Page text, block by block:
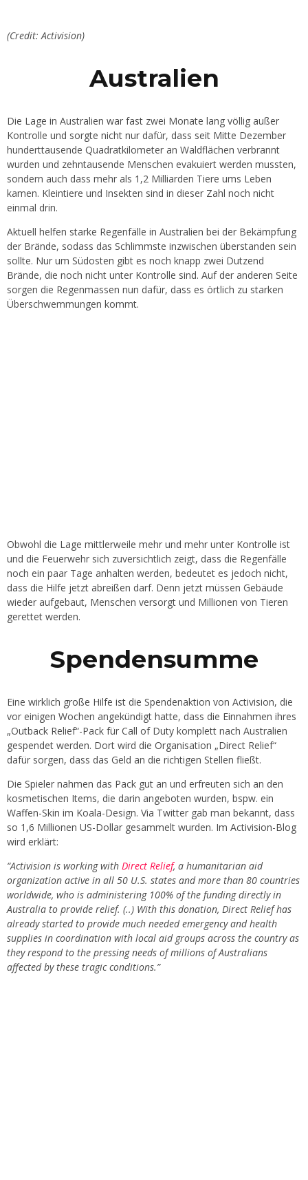
(Credit: Activision)
Australien
Die Lage in Australien war fast zwei Monate lang völlig außer
Kontrolle und sorgte nicht nur dafür, dass seit Mitte Dezember
hunderttausende Quadratkilometer an Waldflächen verbrannt
wurden und zehntausende Menschen evakuiert werden mussten,
sondern auch dass mehr als 1,2 Milliarden Tiere ums Leben
kamen. Kleintiere und Insekten sind in dieser Zahl noch nicht
einmal drin.
Aktuell helfen starke Regenfälle in Australien bei der Bekämpfung
der Brände, sodass das Schlimmste inzwischen überstanden sein
sollte. Nur um Südosten gibt es noch knapp zwei Dutzend
Brände, die noch nicht unter Kontrolle sind. Auf der anderen Seite
sorgen die Regenmassen nun dafür, dass es örtlich zu starken
Überschwemmungen kommt.
Obwohl die Lage mittlerweile mehr und mehr unter Kontrolle ist
und die Feuerwehr sich zuversichtlich zeigt, dass die Regenfälle
noch ein paar Tage anhalten werden, bedeutet es jedoch nicht,
dass die Hilfe jetzt abreißen darf. Denn jetzt müssen Gebäude
wieder aufgebaut, Menschen versorgt und Millionen von Tieren
gerettet werden.
Spendensumme
Eine wirklich große Hilfe ist die Spendenaktion von Activision, die
vor einigen Wochen angekündigt hatte, dass die Einnahmen ihres
„Outback Relief“-Pack für Call of Duty komplett nach Australien
gespendet werden. Dort wird die Organisation „Direct Relief“
dafür sorgen, dass das Geld an die richtigen Stellen fließt.
Die Spieler nahmen das Pack gut an und erfreuten sich an den
kosmetischen Items, die darin angeboten wurden, bspw. ein
Waffen-Skin im Koala-Design. Via Twitter gab man bekannt, dass
so 1,6 Millionen US-Dollar gesammelt wurden. Im Activision-Blog
wird erklärt:
“Activision is working with Direct Relief, a humanitarian aid
organization active in all 50 U.S. states and more than 80 countries
worldwide, who is administering 100% of the funding directly in
Australia to provide relief. (..) With this donation, Direct Relief has
already started to provide much needed emergency and health
supplies in coordination with local aid groups across the country as
they respond to the pressing needs of millions of Australians
affected by these tragic conditions.”